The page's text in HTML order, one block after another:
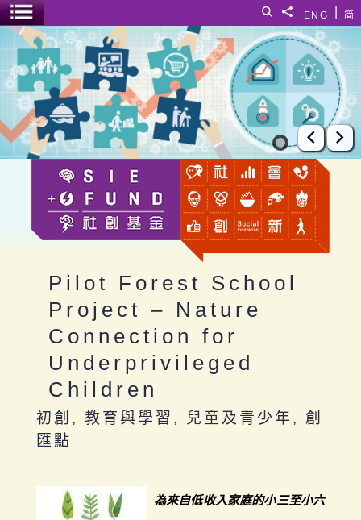
简
ENG
分享給
搜尋
選單開關
Pilot Forest School Project – Nature Connection for
上一張
下
Pilot Forest School
Project – Nature
Connection for
Underprivileged
Children
初創, 教育與學習, 兒童及青少年, 創
匯點
為來自低收入家庭的小三至小六